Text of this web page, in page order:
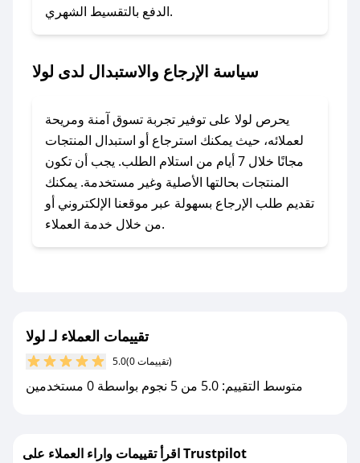
في حال عدم توفر كوبونات لمتجرك المفضل، يمكنك
مراسلتنا مباشرة وسنعمل على توفير الكوبونات في
لولا؟
للحصول على كوبونات وخصومات حصرية، قم بما
يلي:
- اضغط على أيقونة متابعة لمتجر لولا في تطبيق
صحصح.
- تابع حسابنا الرسمي على تويتر وقم بتفعيل زر
مع صحصح، تسوق بذكاء ووفّر على كل مشترياتك مع
الدفع بالتقسيط الشهري.
سياسة الإرجاع والاستبدال لدى لولا
يحرص لولا على توفير تجربة تسوق آمنة ومريحة
لعملائه، حيث يمكنك استرجاع أو استبدال المنتجات
مجانًا خلال 7 أيام من استلام الطلب. يجب أن تكون
المنتجات بحالتها الأصلية وغير مستخدمة. يمكنك
تقديم طلب الإرجاع بسهولة عبر موقعنا الإلكتروني أو
من خلال خدمة العملاء.
تقييمات العملاء لـ لولا
5.0 (0 تقييمات)
متوسط التقييم: 5.0 من 5 نجوم بواسطة 0 مستخدمين
اقرأ تقييمات واراء العملاء على Trustpilot